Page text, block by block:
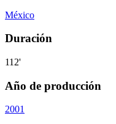
México
Duración
112'
Año de producción
2001